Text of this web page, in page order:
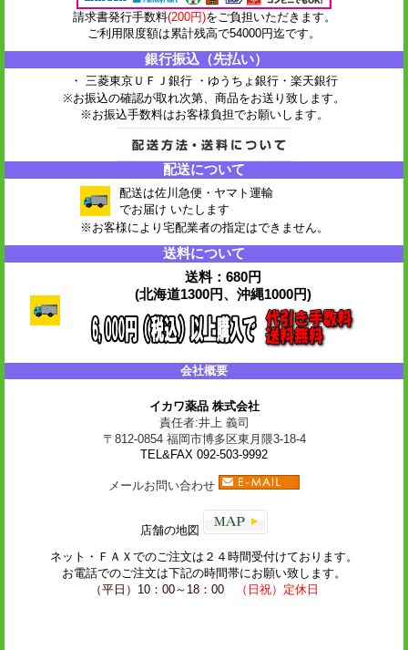
請求書発行手数料(200円)をご負担いただきます。
ご利用限度額は累計残高で54000円迄です。
銀行振込（先払い）
・ 三菱東京ＵＦＪ銀行 ・ゆうちょ銀行 ・楽天銀行
※お振込の確認が取れ次第、商品をお送り致します。
※お振込手数料はお客様負担でお願いします。
配送について
配送は佐川急便・ヤマト運輸
でお届け いたします
※お客様により宅配業者の指定はできません。
送料について
送料：680円
(北海道1300円、沖縄1000円)
会社概要
イカワ薬品 株式会社
責任者:井上 義司
〒812-0854 福岡市博多区東月隈3-18-4
TEL&FAX 092-503-9992
メールお問い合わせ
店舗の地図
ネット・ ＦＡＸ でのご注文は２４時間受付けております。
お電話でのご注文は下記の時間帯にお願い致します。
（平日）10：00～18：00
（日祝）定休日